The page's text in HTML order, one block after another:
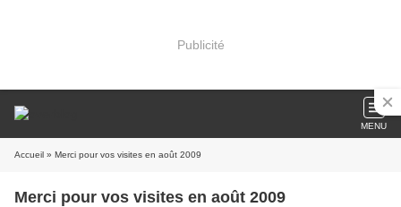
Publicité
MENU
Accueil » Merci pour vos visites en août 2009
Merci pour vos visites en août 2009